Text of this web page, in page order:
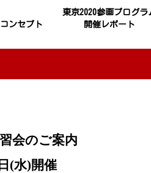
コンセプト
東京2020参画プログラ
開催レポート
会のご案内
(水)開催